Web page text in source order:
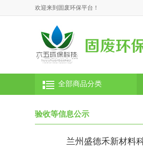
欢迎来到固废环保平台！
全部商品分类
验收等信息公示
兰州盛德禾新材料